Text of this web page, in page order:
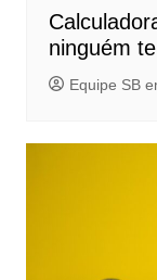
ninguém
Equipe SB